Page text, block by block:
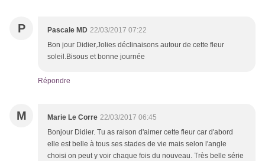
P Pascale MD 22/03/2017 07:22
Bon jour Didier,Jolies déclinaisons autour de cette fleur
soleil.Bisous et bonne journée
Répondre
M Marie Le Corre 22/03/2017 06:45
Bonjour Didier. Tu as raison d'aimer cette fleur car d'abord
elle est belle à tous ses stades de vie mais selon l'angle
choisi on peut y voir chaque fois du nouveau. Très belle série